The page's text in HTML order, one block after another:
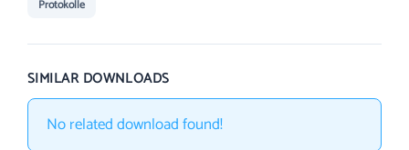
Protokolle
SIMILAR DOWNLOADS
No related download found!